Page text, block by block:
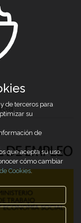
de terceros para
su
de
que acepta su uso.
cómo cambiar
Cookies.